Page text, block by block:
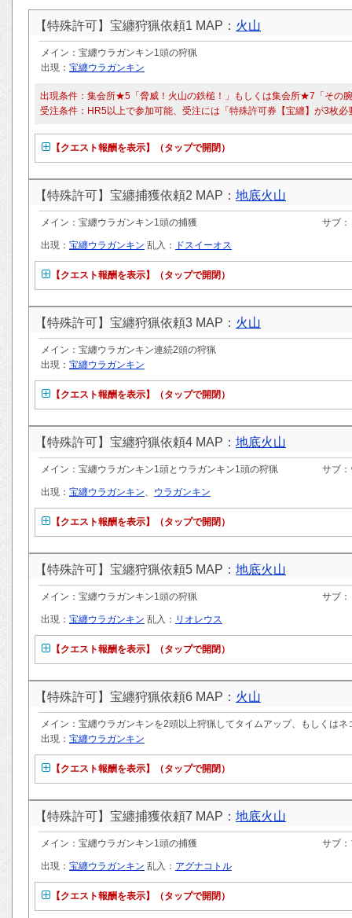
【特殊許可】宝纏狩猟依頼1 MAP： 火山
メイン：宝纏ウラガンキン1頭の狩猟
出現： 宝纏ウラガンキン
出現条件：集会所★5「脅威！火山の鉄槌！」もしくは集会所★7「その
受注条件：HR5以上で参加可能、受注には「特殊許可券【宝纏】が3枚必
【クエスト報酬を表示】（タップで開閉）
【特殊許可】宝纏捕獲依頼2 MAP： 地底火山
メイン：宝纏ウラガンキン1頭の捕獲 サブ
出現： 宝纏ウラガンキン 乱入： ドスイーオス
【クエスト報酬を表示】（タップで開閉）
【特殊許可】宝纏狩猟依頼3 MAP： 火山
メイン：宝纏ウラガンキン連続2頭の狩猟
出現： 宝纏ウラガンキン
【クエスト報酬を表示】（タップで開閉）
【特殊許可】宝纏狩猟依頼4 MAP： 地底火山
メイン：宝纏ウラガンキン1頭とウラガンキン1頭の狩猟 サブ
出現： 宝纏ウラガンキン、 ウラガンキン
【クエスト報酬を表示】（タップで開閉）
【特殊許可】宝纏狩猟依頼5 MAP： 地底火山
メイン：宝纏ウラガンキン1頭の狩猟 サブ
出現： 宝纏ウラガンキン 乱入： リオレウス
【クエスト報酬を表示】（タップで開閉）
【特殊許可】宝纏狩猟依頼6 MAP： 火山
メイン：宝纏ウラガンキンを2頭以上狩猟してタイムアップ、もしくはネ
出現： 宝纏ウラガンキン
【クエスト報酬を表示】（タップで開閉）
【特殊許可】宝纏捕獲依頼7 MAP： 地底火山
メイン：宝纏ウラガンキン1頭の捕獲 サブ
出現： 宝纏ウラガンキン 乱入： アグナコトル
【クエスト報酬を表示】（タップで開閉）